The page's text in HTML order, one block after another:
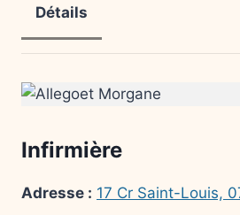
Détails
Infirmière
Adresse : 17 Cr Saint-Louis,